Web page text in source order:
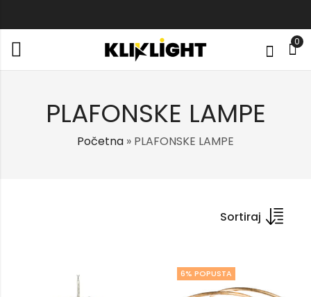
0
PLAFONSKE LAMPE
Početna » PLAFONSKE LAMPE
Sortiraj
6% POPUSTA